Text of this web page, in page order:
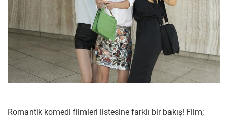
Romantik komedi filmleri listesine farklı bir bakış! Film;